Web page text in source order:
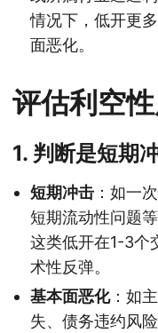
情况下，低开更
面恶化。
评估利空
1. 判断是短期
短期冲击 ：如一
短期流动性问题
这类低开在1-3个
术性反弹。
基本面恶化：如
失、债务违约风